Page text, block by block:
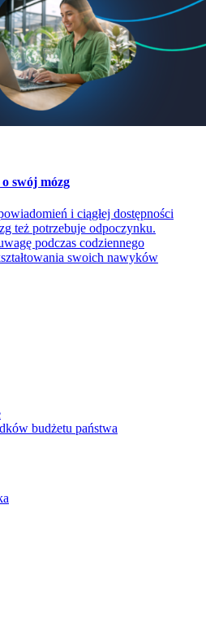
swój mózg
i ciągłej dostępności
też potrzebuje odpoczynku.
podczas codziennego
swoich nawyków
budżetu państwa